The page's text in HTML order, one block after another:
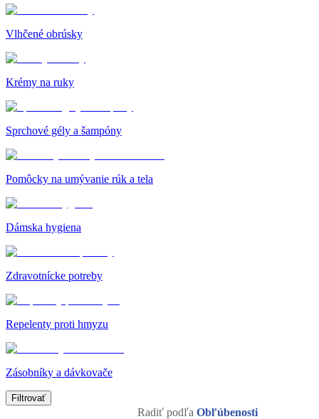
Vlhčené obrúsky
Krémy na ruky
Sprchové gély a šampóny
Pomôcky na umývanie rúk a tela
Dámska hygiena
Zdravotnícke potreby
Repelenty proti hmyzu
Zásobníky a dávkovače
Filtrovať
Radiť podľa Obľúbenosti